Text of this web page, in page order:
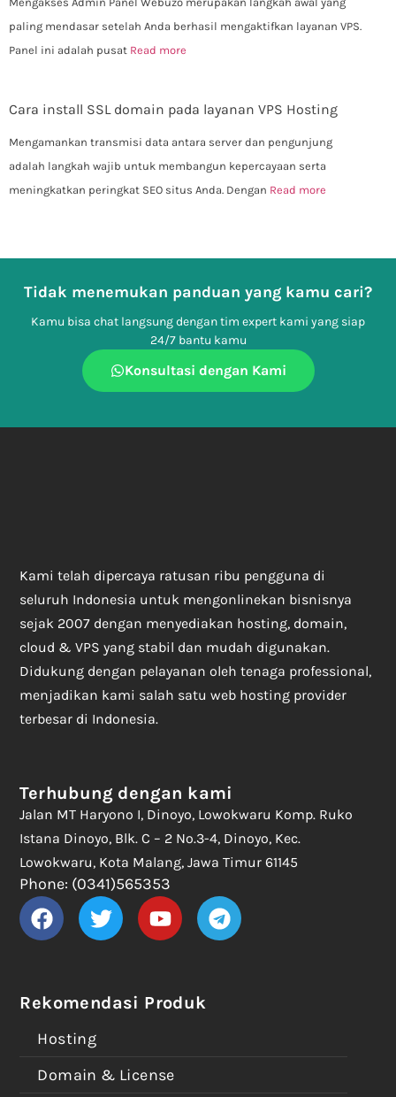
paling mendasar setelah Anda berhasil mengaktifkan layanan VPS.
Panel ini adalah pusat Read more
Cara install SSL domain pada layanan VPS Hosting
Mengamankan transmisi data antara server dan pengunjung
adalah langkah wajib untuk membangun kepercayaan serta
meningkatkan peringkat SEO situs Anda. Dengan Read more
Tidak menemukan panduan yang kamu cari?
Kamu bisa chat langsung dengan tim expert kami yang siap
24/7 bantu kamu
Konsultasi dengan Kami
Kami telah dipercaya ratusan ribu pengguna di
seluruh Indonesia untuk mengonlinekan bisnisnya
sejak 2007 dengan menyediakan hosting, domain,
cloud & VPS yang stabil dan mudah digunakan.
Didukung dengan pelayanan oleh tenaga professional,
menjadikan kami salah satu web hosting provider
terbesar di Indonesia.
Rekomendasi Produk
Hosting
Domain & License
Terhubung dengan kami
Jalan MT Haryono I, Dinoyo, Lowokwaru Komp. Ruko
Istana Dinoyo, Blk. C – 2 No.3-4, Dinoyo, Kec.
Lowokwaru, Kota Malang, Jawa Timur 61145
Phone: (0341)565353